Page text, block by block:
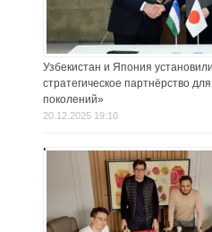
Узбекистан и Япония
стратегическое партнёрство
поколений»
20.12.2025 19:10